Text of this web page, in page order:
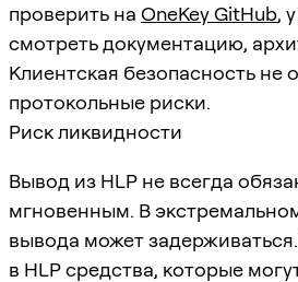
проверить на OneKey GitHub,
смотреть документацию,
Клиентская безопасность не
протокольные риски.
Риск ликвидности
Вывод из HLP не всегда
мгновенным. В
вывода может
в HLP средства, которые